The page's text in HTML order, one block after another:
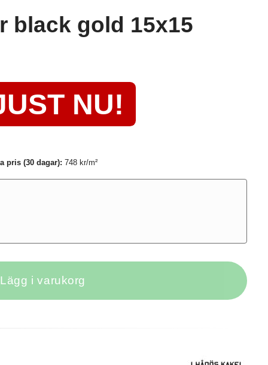
black gold 15x15
NU!
pris (30 dagar):748 kr/m²
Lägg i varukorg